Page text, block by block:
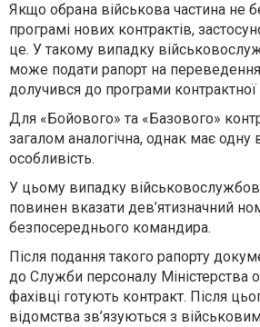
Якщо обрана військова частина не
програмі нових контрактів,
це. У такому випадку
може подати рапорт на
долучився до програми
Для «Бойового» та «Базового»
загалом аналогічна, однак має
особливість.
У цьому випадку
повинен вказати дев’ятизначний
безпосереднього командира.
Після подання такого рапорту
до Служби персоналу Міністерства
фахівці готують контракт. Після
відомства зв’язуються з